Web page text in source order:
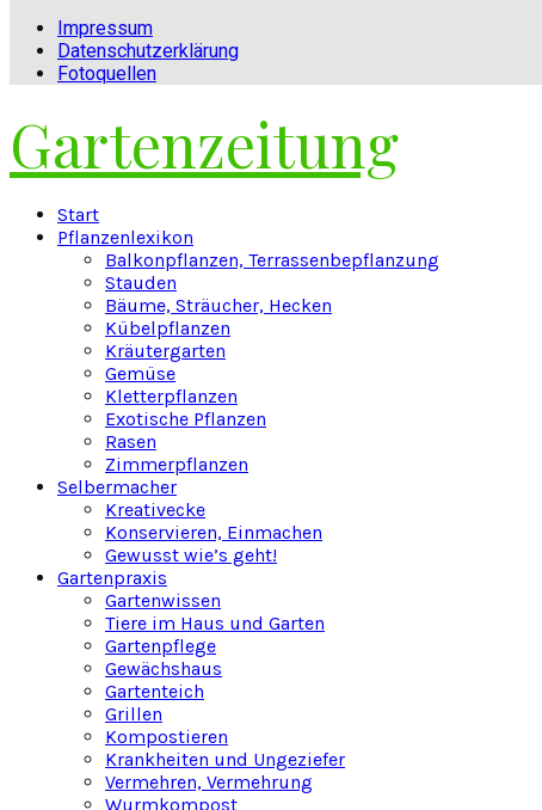
Impressum
Datenschutzerklärung
Fotoquellen
Gartenzeitung
Start
Pflanzenlexikon
Balkonpflanzen, Terrassenbepflanzung
Stauden
Bäume, Sträucher, Hecken
Kübelpflanzen
Kräutergarten
Gemüse
Kletterpflanzen
Exotische Pflanzen
Rasen
Zimmerpflanzen
Selbermacher
Kreativecke
Konservieren, Einmachen
Gewusst wie’s geht!
Gartenpraxis
Gartenwissen
Tiere im Haus und Garten
Gartenpflege
Gewächshaus
Gartenteich
Grillen
Kompostieren
Krankheiten und Ungeziefer
Vermehren, Vermehrung
Wurmkompost